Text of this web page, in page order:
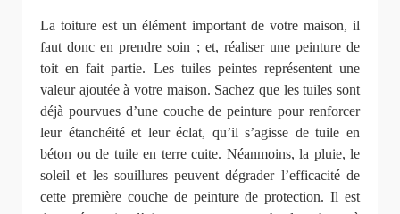
La toiture est un élément important de votre maison, il
faut donc en prendre soin ; et, réaliser une peinture de
toit en fait partie. Les tuiles peintes représentent une
valeur ajoutée à votre maison. Sachez que les tuiles sont
déjà pourvues d’une couche de peinture pour renforcer
leur étanchéité et leur éclat, qu’il s’agisse de tuile en
béton ou de tuile en terre cuite. Néanmoins, la pluie, le
soleil et les souillures peuvent dégrader l’efficacité de
cette première couche de peinture de protection. Il est